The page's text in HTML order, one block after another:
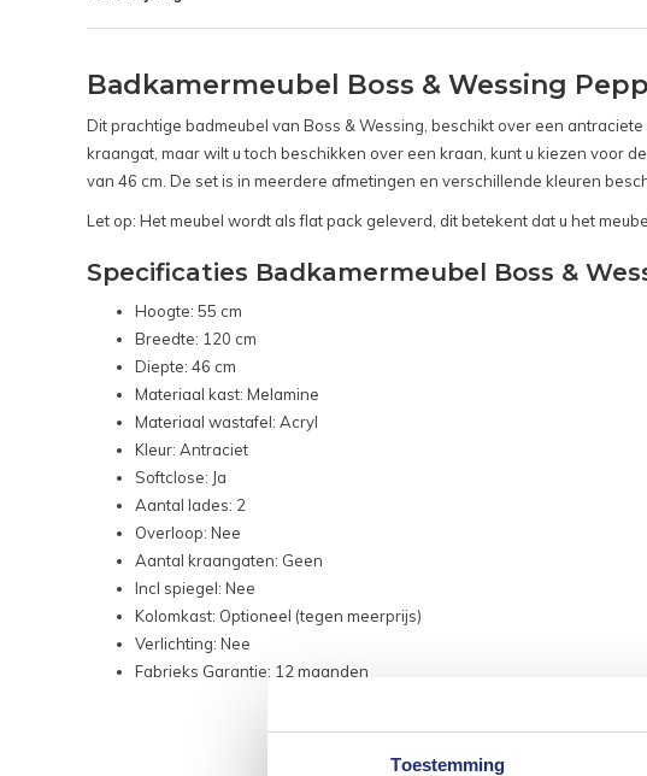
Toestemming
Badkamermeubel Boss & Wessing
Dit prachtige badmeubel van Boss & Wessing, beschikt over een
kraangat, maar wilt u toch beschikken over een kraan, kunt u kiezen voor
van 46 cm. De set is in meerdere afmetingen en verschillende kleuren
Let op: Het meubel wordt als flat pack geleverd, dit betekent dat u het
Specificaties Badkamermeubel Boss &
Hoogte: 55 cm
Breedte: 120 cm
Diepte: 46 cm
Materiaal kast: Melamine
Materiaal wastafel: Acryl
Kleur: Antraciet
Softclose: Ja
Aantal lades: 2
Overloop: Nee
Aantal kraangaten: Geen
Incl spiegel: Nee
Kolomkast: Optioneel (tegen meerprijs)
Verlichting: Nee
Fabrieks Garantie: 12 maanden